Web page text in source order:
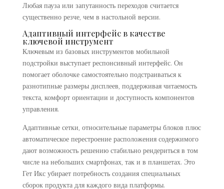
Любая пауза или запутанность переходов считается
существенно резче, чем в настольной версии.
Адаптивный интерфейс в качестве
ключевой инструмент
Ключевым из базовых инструментов мобильной
подстройки выступает респонсивный интерфейс. Он
помогает оболочке самостоятельно подстраиваться к
разнотипные размеры дисплеев, поддерживая читаемость
текста, комфорт ориентации и доступность компонентов
управления.
Адаптивные сетки, относительные параметры блоков плюс
автоматическое перестроение расположения содержимого
дают возможность решению стабильно рендериться в том
числе на небольших смартфонах, так и в планшетах. Это
Гет Икс убирает потребность создания специальных
сборок продукта для каждого вида платформы.